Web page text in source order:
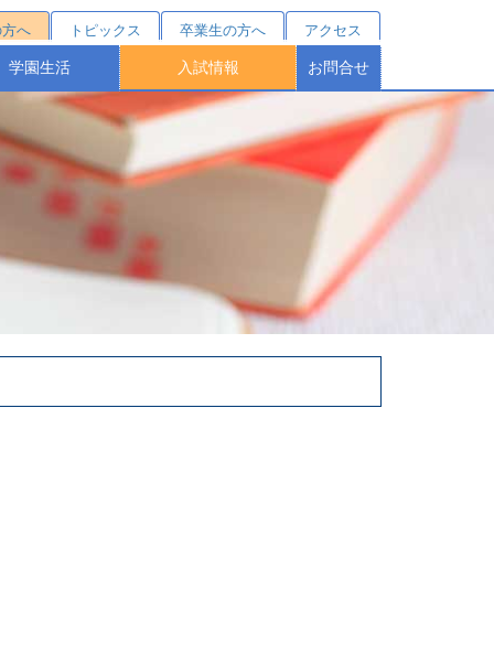
へ トピックス 卒業生の方へ アクセス
学園生活
部活動紹介
ルカレンダー
施設・設備
入試情報
募集要項
特待制度
学校説明会
個別相談
進路結果
学費・諸費用
学費シミュレーション
受験をお考えの方へ
オープンスクール
塾対象入試説明会
お問合せ